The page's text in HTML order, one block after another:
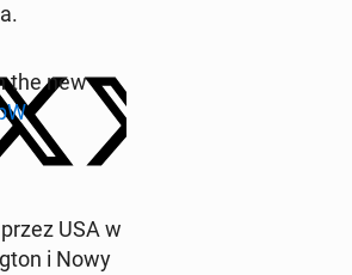
the new
USA w
i Nowy